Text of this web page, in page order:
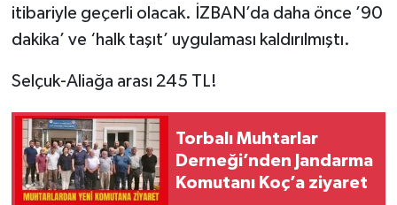
itibariyle geçerli olacak. İZBAN’da daha önce ’90
dakika’ ve ‘halk taşıt’ uygulaması kaldırılmıştı.
Selçuk-Aliağa arası 245 TL!
Torbalı Muhtarlar
Derneği’nden Jandarma
Komutanı Koç’a ziyaret